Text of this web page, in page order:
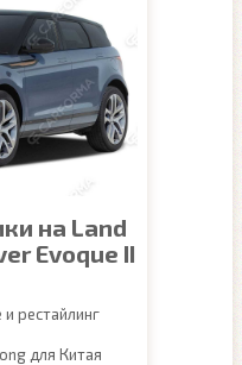
на Land
Evoque II
рестайлинг
для Китая